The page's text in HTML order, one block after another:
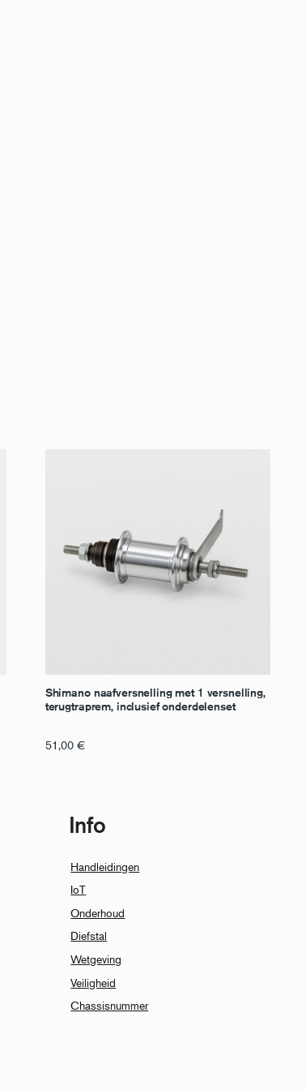
Shimano naafversnelling met 1 versnelling,
terugtraprem, inclusief onderdelenset
51,00 €
Info
Handleidingen
IoT
Onderhoud
Diefstal
Wetgeving
Veiligheid
Chassisnummer